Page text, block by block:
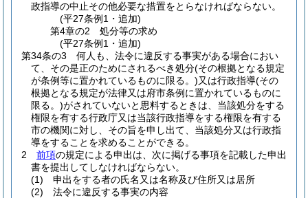
政指導の中止その他必要な措置をとらなければならない。
(平27条例1・追加)
第4章の2
処分等の求め
(平27条例1・追加)
第34条の3
何人も、法令に違反する事実がある場合におい
て、その是正のためにされるべき処分(その根拠となる規定
が条例等に置かれているものに限る。)又は行政指導(その
根拠となる規定が法律又は府市条例に置かれているものに
限る。)がされていないと思料するときは、当該処分をする
権限を有する行政庁又は当該行政指導をする権限を有する
市の機関に対し、その旨を申し出て、当該処分又は行政指
導をすることを求めることができる。
2
前項の規定による申出は、次に掲げる事項を記載した申出
書を提出してしなければならない。
(1)
申出をする者の氏名又は名称及び住所又は居所
(2)
法令に違反する事実の内容